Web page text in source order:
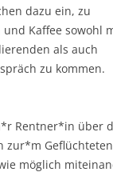
dazu ein, zu
Kaffee sowohl
als auch
zu kommen.
Rentner*in über
zur*m
möglich